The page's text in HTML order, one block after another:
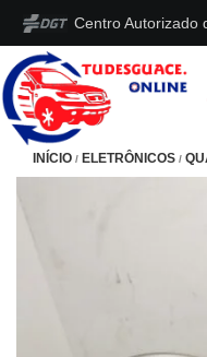
Centro Autorizado
INÍCIO / ELETRÔNICOS /